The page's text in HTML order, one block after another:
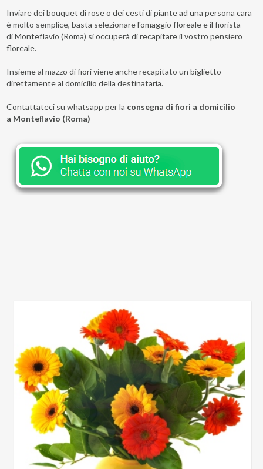
Inviare dei bouquet di rose o dei cesti di piante ad una persona cara
è molto semplice, basta selezionare l'omaggio floreale e il fiorista
di Monteflavio (Roma) si occuperà di recapitare il vostro pensiero
floreale.
Insieme al mazzo di fiori viene anche recapitato un biglietto
direttamente al domicilio della destinataria.
Contattateci su whatsapp per la consegna di fiori a domicilio
a Monteflavio (Roma)